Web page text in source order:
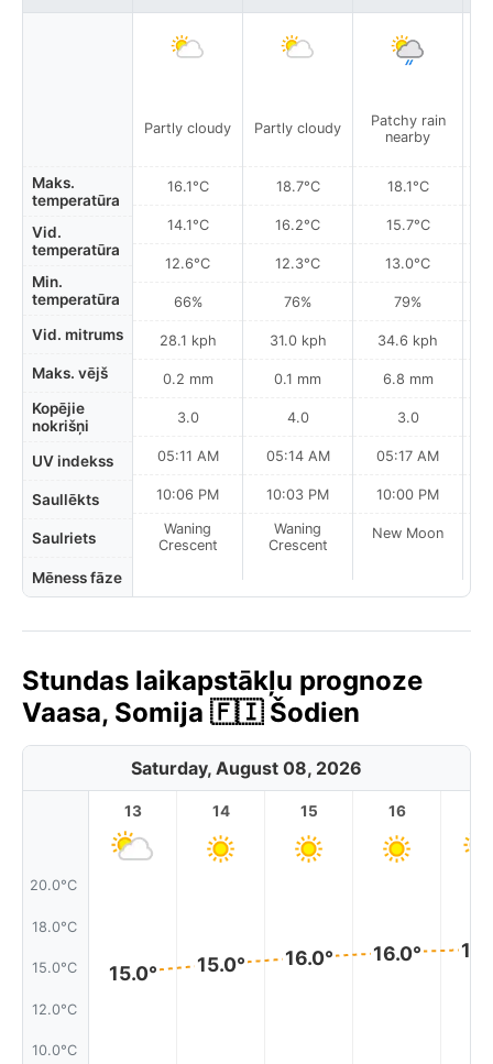
Maks.
temperatūra
Vid.
temperatūra
Min.
temperatūra
Vid. mitrums
Maks. vējš
Kopējie
nokrišņi
UV indekss
Saullēkts
Saulriets
Mēness fāze
Partly cloudy
16.1°C
14.1°C
12.6°C
66%
28.1 kph
0.2 mm
3.0
05:11 AM
10:06 PM
Waning
Crescent
Partly cloudy
18.7°C
16.2°C
12.3°C
76%
31.0 kph
0.1 mm
4.0
05:14 AM
10:03 PM
Waning
Crescent
Patchy rain
nearby
18.1°C
15.7°C
13.0°C
79%
34.6 kph
6.8 mm
3.0
05:17 AM
10:00 PM
New Moon
Stundas laikapstākļu prognoze
Vaasa, Somija 🇫🇮 Šodien
Saturday, August 08, 2026
20.0°C
18.0°C
15.0°C
12.0°C
10.0°C
13
15.0°
14
15.0°
15
16.0°
16
16.0°